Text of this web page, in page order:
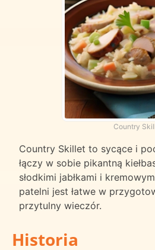
Country
Country Skillet to sycące i
łączy w sobie pikantną
słodkimi jabłkami i
patelni jest łatwe w
przytulny wieczór.
Historia